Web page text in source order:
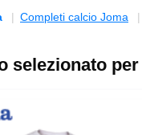
Completi calcio Joma
selezionato